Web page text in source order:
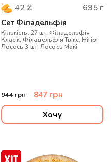
42 ₴ 695 г
Сет Філадельфія
Кількість: 27 шт. Філадельфія
Класік, Філадельфія Твікс, Нігірі
Лосось 3 шт, Лосось Макі
944грн 847 грн
Хочу